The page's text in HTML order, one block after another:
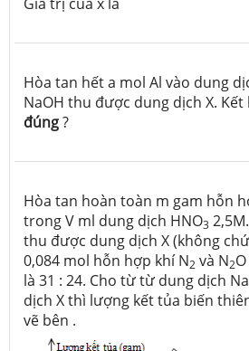
Hòa tan hết a mol Al vào dung
NaOH thu được dung dịch X.
đúng?
Hòa tan hoàn toàn m gam hỗn
trong V ml dung dịch HNO3
thu được dung dịch X (không
0,084 mol hỗn hợp khí N2 và N2
là 31 : 24. Cho từ từ dung dịch
dịch X thì lượng kết tủa biến
vẽ bên .